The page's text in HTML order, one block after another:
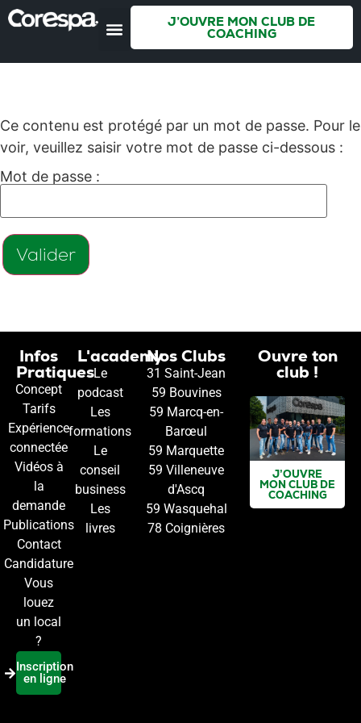
J’OUVRE MON CLUB DE
COACHING
Ce contenu est protégé par un mot de passe. Pour le
voir, veuillez saisir votre mot de passe ci-dessous :
Mot de passe :
Infos
Pratiques
Concept
Tarifs
Expérience
connectée
Vidéos à
la
demande
Publications
Contact
Candidature
Vous
louez
un local
?
Inscription
en ligne
L'academy
Le
podcast
Les
formations
Le
conseil
business
Les
livres
Nos Clubs
31 Saint-Jean
59 Bouvines
59 Marcq-en-
Barœul
59 Marquette
59 Villeneuve
d'Ascq
59 Wasquehal
78 Coignières
Ouvre ton
club !
J’OUVRE
MON CLUB DE
COACHING